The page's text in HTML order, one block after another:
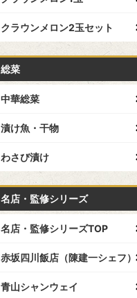
クラウンメロン2玉セット
総菜
中華総菜
漬け魚・干物
わさび漬け
名店・監修シリーズ
名店・監修シリーズTOP
赤坂四川飯店（陳建一シェフ）
青山シャンウェイ